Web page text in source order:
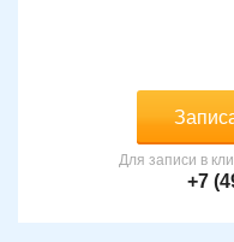
Для записи в
+7